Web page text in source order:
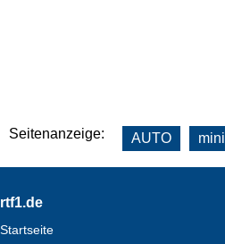
Seitenanzeige: AUTO mini
Footer
rtf1.de
Startseite